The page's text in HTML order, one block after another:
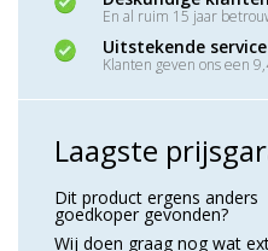
En al ruim 15 jaar
Uitstekende service
Klanten geven ons een
Laagste
Dit product ergens anders
goedkoper gevonden?
Wij doen graag nog wat